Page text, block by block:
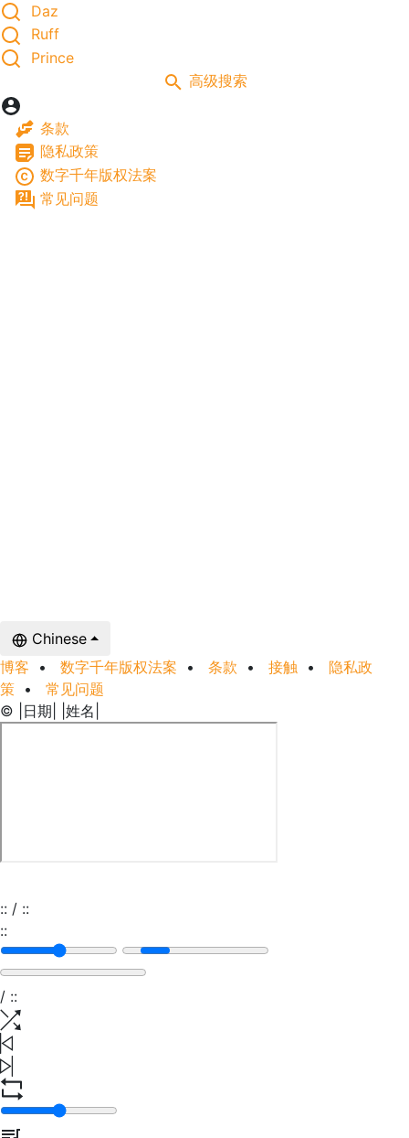
Daz
Ruff
Prince
高级搜索
条款
隐私政策
数字千年版权法案
常见问题
Chinese
博客 • 数字千年版权法案 • 条款 • 接触 • 隐私政
策 • 常见问题
© |日期| |姓名|
:: / ::
::
/ ::